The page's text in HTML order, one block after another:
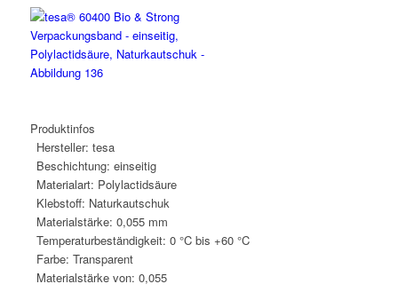
Produktinfos
Hersteller: tesa
Beschichtung: einseitig
Materialart: Polylactidsäure
Klebstoff: Naturkautschuk
Materialstärke: 0,055 mm
Temperaturbeständigkeit: 0 °C bis +60 °C
Farbe: Transparent
Materialstärke von: 0,055